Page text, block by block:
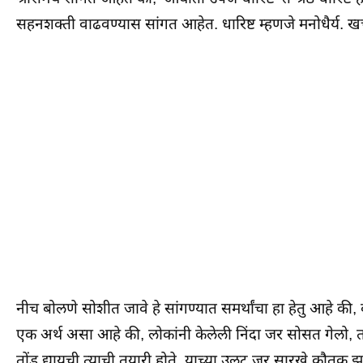
सहनशक्ती वाढवण्यास सांगत आहेत. धारिष्ट म्हणजे मनोधैर्य.
नीच बोलणे सोशीत जावे हे सांगण्यात समर्थांचा हा हेतु आहे
एक अर्थ असा आहे की, लोकांनी केलेली निंदा जर सोसत गेलो,